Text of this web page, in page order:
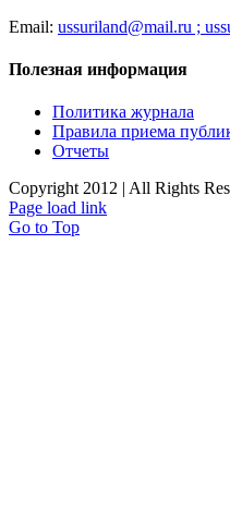
Email: ussuriland@mail.ru ;
Полезная информация
Политика журнала
Правила приема
Отчеты
Copyright 2012 | All Rights
Page load link
Go to Top